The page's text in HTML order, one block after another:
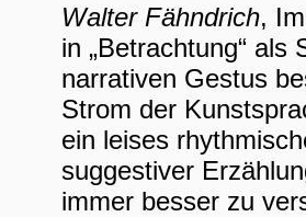
Walter Fähndrich,
in „Betrachtung“
narrativen Gestus
Strom der
ein leises
suggestiver
immer besser zu